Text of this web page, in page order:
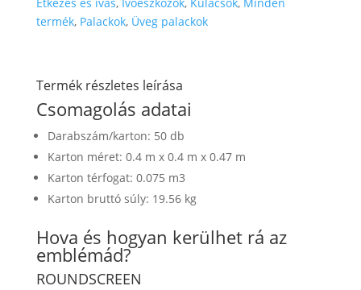
termék, Palackok, Üveg palackok
Termék részletes leírása
Csomagolás adatai
Darabszám/karton: 50 db
Karton méret: 0.4 m x 0.4 m x 0.47 m
Karton térfogat: 0.075 m3
Karton bruttó súly: 19.56 kg
Hova és hogyan kerülhet rá az
emblémád?
ROUNDSCREEN